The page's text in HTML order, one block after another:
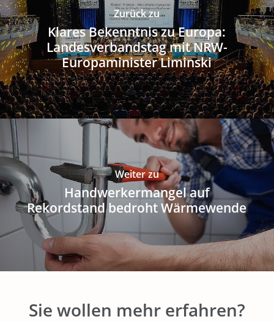
Zurück zu
Klares Bekenntnis zu Europa:
Landesverbandstag mit NRW-
Europaminister Liminski
Weiter zu
Handwerkermangel auf
Rekordstand bedroht Wärmewende
Sie wollen mehr erfahren?